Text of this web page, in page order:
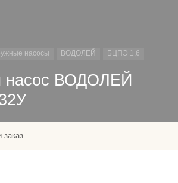
насосы ВОДОЛЕЙ БЦПЭ 1,6
насос ВОДОЛЕЙ
заказ